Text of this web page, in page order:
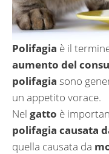
Polifagia è il
aumento del
polifagia sono
un appetito vorace.
Nel gatto è
polifagia causata
quella causata da